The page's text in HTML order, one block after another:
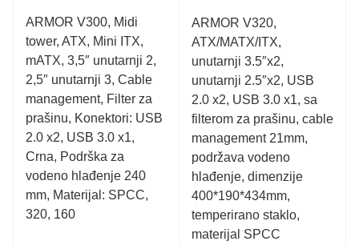
Rated
0.001
out
5
ARMOR V300, Midi
tower, ATX, Mini ITX,
mATX, 3,5″ unutarnji 2,
2,5″ unutarnji 3, Cable
management, Filter za
prašinu, Konektori: USB
2.0 x2, USB 3.0 x1,
Crna, Podrška za
vodeno hlađenje 240
mm, Materijal: SPCC,
320, 160
Rated
0.001
out
5
ARMOR V320,
ATX/MATX/ITX,
unutarnji 3.5″x2,
unutarnji 2.5″x2, USB
2.0 x2, USB 3.0 x1, sa
filterom za prašinu, cable
management 21mm,
podržava vodeno
hlađenje, dimenzije
400*190*434mm,
temperirano staklo,
materijal SPCC